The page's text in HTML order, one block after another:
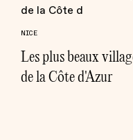
NICE
Les plus beaux
de la Côte d'Azur